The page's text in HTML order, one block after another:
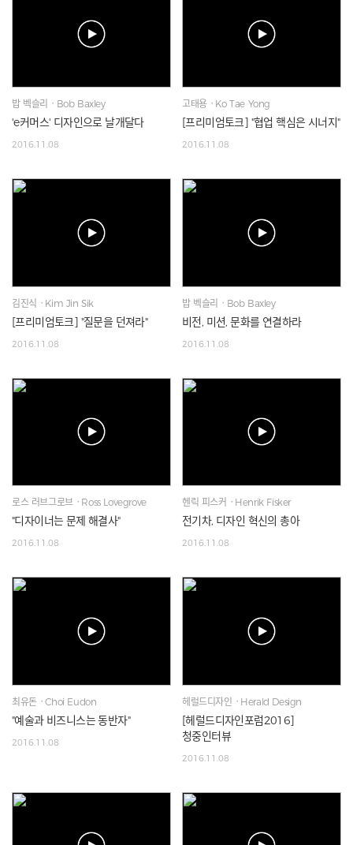
밥 벡슬리ㆍBob Baxley
'e커머스' 디자인으로 날개달다
2016.11.08
고태용ㆍKo Tae Yong
[프리미엄토크] "협업 핵심은 시너지"
2016.11.08
김진식ㆍKim Jin Sik
[프리미엄토크] "질문을 던져라"
2016.11.08
밥 벡슬리ㆍBob Baxley
비전, 미션, 문화를 연결하라
2016.11.08
로스 러브그로브ㆍRoss Lovegrove
"디자이너는 문제 해결사"
2016.11.08
헨릭 피스커ㆍHenrik Fisker
전기차, 디자인 혁신의 총아
2016.11.08
최유돈ㆍChoi Eudon
"예술과 비즈니스는 동반자"
2016.11.08
헤럴드디자인ㆍHerald Design
[헤럴드디자인포럼2016]
청중인터뷰
2016.11.08